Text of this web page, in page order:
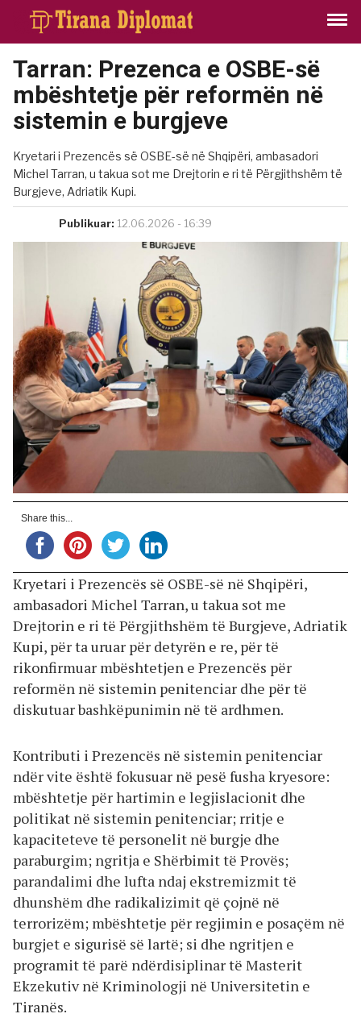
Tarran: Prezenca e OSBE-së
mbështetje për reformën në
sistemin e burgjeve
Kryetari i Prezencës së OSBE-së në Shqipëri, ambasadori
Michel Tarran, u takua sot me Drejtorin e ri të Përgjithshëm të
Burgjeve, Adriatik Kupi.
Publikuar: 12.06.2026 - 16:39
Share this...
Kryetari i Prezencës së OSBE-së në Shqipëri,
ambasadori Michel Tarran, u takua sot me
Drejtorin e ri të Përgjithshëm të Burgjeve, Adriatik
Kupi, për ta uruar për detyrën e re, për të
rikonfirmuar mbështetjen e Prezencës për
reformën në sistemin penitenciar dhe për të
diskutuar bashkëpunimin në të ardhmen.
Kontributi i Prezencës në sistemin penitenciar
ndër vite është fokusuar në pesë fusha kryesore:
mbështetje për hartimin e legjislacionit dhe
politikat në sistemin penitenciar; rritje e
kapaciteteve të personelit në burgje dhe
paraburgim; ngritja e Shërbimit të Provës;
parandalimi dhe lufta ndaj ekstremizmit të
dhunshëm dhe radikalizimit që çojnë në
terrorizëm; mbështetje për regjimin e posaçëm në
burgjet e sigurisë së lartë; si dhe ngritjen e
programit të parë ndërdisiplinar të Masterit
Ekzekutiv në Kriminologji në Universitetin e
Tiranës.